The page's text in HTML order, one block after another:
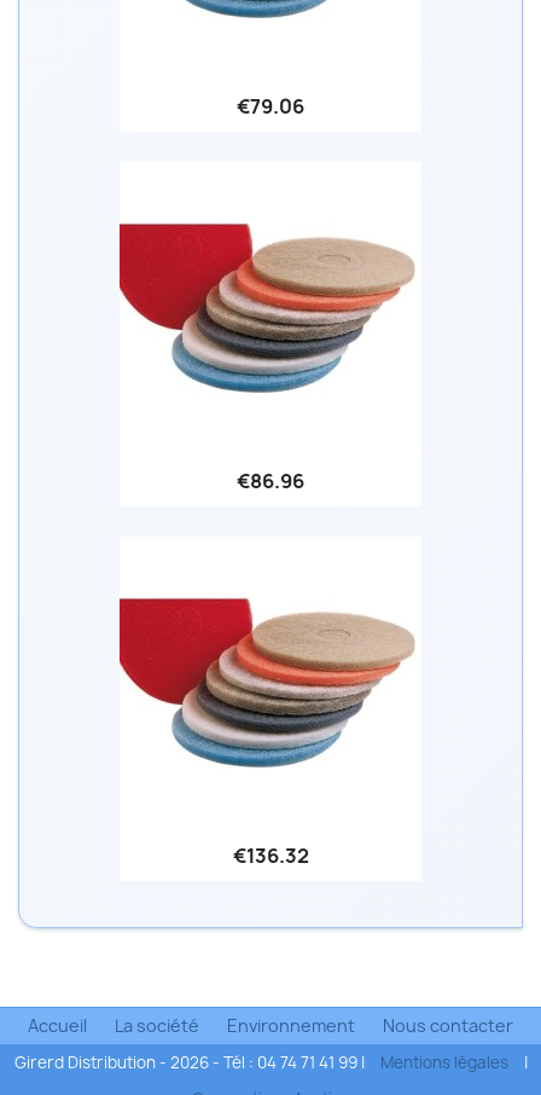
€79.06
€86.96
€136.32
Accueil La société Environnement Nous contacter
Girerd Distribution - 2026 - Tél : 04 74 71 41 99 | Mentions légales
|